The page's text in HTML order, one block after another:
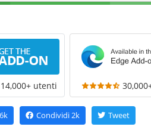
14,000+ utenti
Condividi2k Tweet